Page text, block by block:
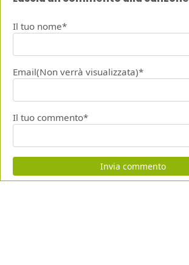
Il tuo nome*
Email(Non verrà visualizzata)*
Il tuo commento*
Invia commento